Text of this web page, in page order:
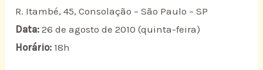
R. Itambé, 45, Consolação – São Paulo – SP
Data: 26 de agosto de 2010 (quinta-feira)
Horário: 18h